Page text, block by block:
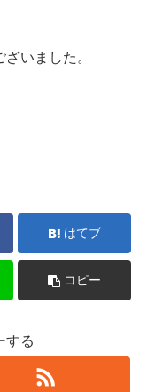
いました。
はてブ
コピー
する